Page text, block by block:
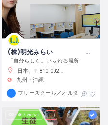
ール
(株)明光みらい 明光フリースクール薬院本校
「自分らしく」いられる場所
日本、〒810-0022 福岡県福岡市中央区薬院１−１０−６ フォレスト薬院大通り
九州・沖縄
フリースクール／オルタナティブス
467 views